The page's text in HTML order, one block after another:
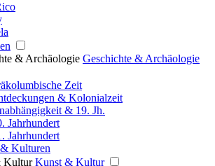
& Archäologie Geschichte & Archäologie
Zeit
& Kolonialzeit
& 19. Jh.
Jahrhundert
Jahrhundert
Kulturen
Kultur Kunst & Kultur